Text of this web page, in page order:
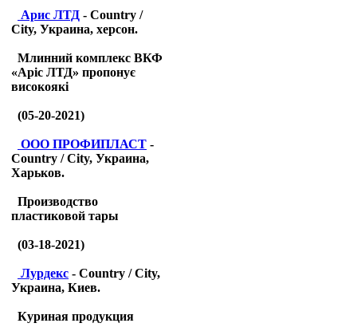
Арис ЛТД - Country /
City, Украина, херсон.
Млинний комплекс ВКФ
«Аріс ЛТД» пропонує
високоякі
(05-20-2021)
ООО ПРОФИПЛАСТ -
Country / City, Украина,
Харьков.
Производство
пластиковой тары
(03-18-2021)
Лурдекс - Country / City,
Украина, Киев.
Куриная продукция